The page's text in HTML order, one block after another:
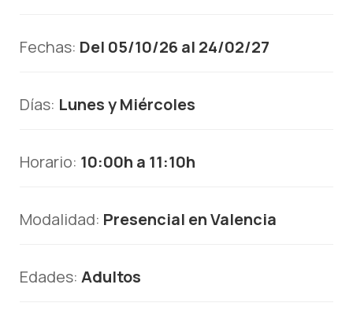
Fechas: Del 05/10/26 al 24/02/27
Días: Lunes y Miércoles
Horario: 10:00h a 11:10h
Modalidad: Presencial en Valencia
Edades: Adultos